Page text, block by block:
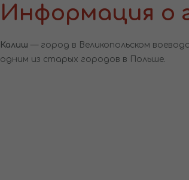
Информация о
Калиш — город в Великопольском
одним из старых городов в Польше.